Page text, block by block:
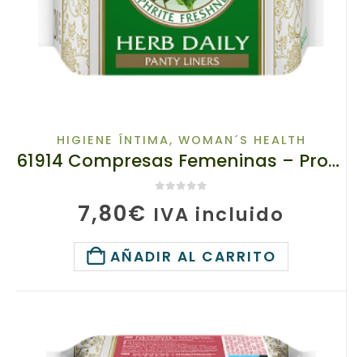
HIGIENE ÍNTIMA, WOMAN´S HEALTH
61914 Compresas Femeninas – Protectoras de Ropa a Base de Hierbas. Protección Diaria. tianDe, 20Un.
7,80€ IVA incluido
AÑADIR AL CARRITO